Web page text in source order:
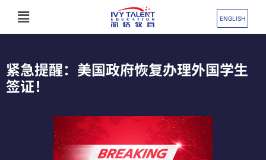
内
Flyout
Menu
ENGLISH
紧急提醒：美国政府恢复办理外国学生
签证！